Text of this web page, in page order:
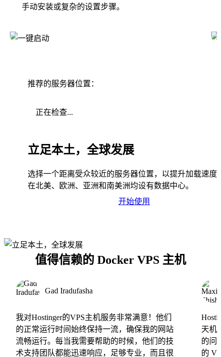
手动安装或复杂的设置步骤。
推荐的服务器位置：
正在检查...
立足本土，全球发展
选择一个距离受众较近的服务器位置，以提升加载速度
在北美、欧洲、亚洲和南美洲均设有数据中心。
开始使用
值得信赖的 Docker VPS 主机
Gad Iradufasha
我对Hostinger的VPS主机服务非常满意！他们
的正常运行时间始终保持一流，确保我的网站
流畅运行。每当我需要帮助的时候，他们的技
术支持团队都能迅速响应，足够专业，而且很
天机
的问
的